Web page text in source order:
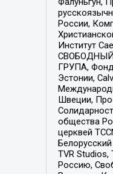
России,
Институт
СВОБОДНЫЙ
ГРУПА, Фонд
Эстонии,
Швеции,
общества
церквей
TVR
Россию,